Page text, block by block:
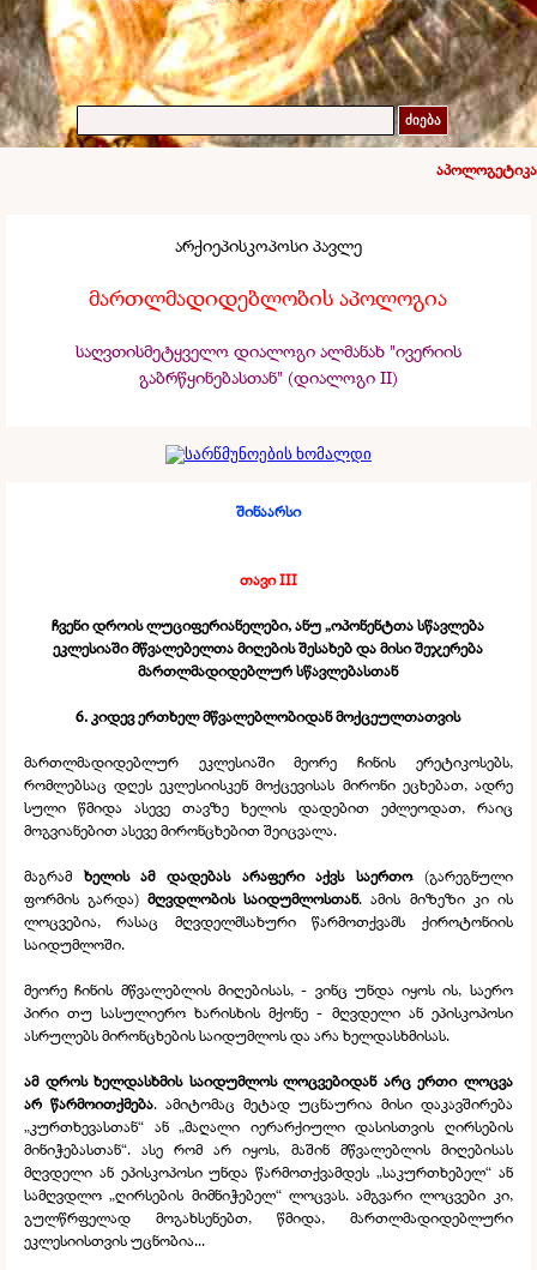
ძიება
აპოლოგეტიკა
არქიეპისკოპოსი პავლე
მართლმადიდებლობის აპოლოგია
საღვთისმეტყველო დიალოგი ალმანახ "ივერიის
გაბრწყინებასთან" (დიალოგი II)
შინაარსი
თავი III
ჩვენი დროის ლუციფერიანელები, ანუ „ოპონენტთა სწავლება
ეკლესიაში მწვალებელთა მიღების შესახებ და მისი შეჯერება
მართლმადიდებლურ სწავლებასთან
6. კიდევ ერთხელ მწვალებლობიდან მოქცეულთათვის
მართლმადიდებლურ ეკლესიაში მეორე ჩინის ერეტიკოსებს,
რომლებსაც დღეს ეკლესიისკენ მოქცევისას მირონი ეცხებათ, ადრე
სული წმიდა ასევე თავზე ხელის დადებით ეძლეოდათ, რაიც
მოგვიანებით ასევე მირონცხებით შეიცვალა.
მაგრამ ხელის ამ დადებას არაფერი აქვს საერთო (გარეგნული
ფორმის გარდა) მღვდლობის საიდუმლოსთან. ამის მიზეზი კი ის
ლოცვებია, რასაც მღვდელმსახური წარმოთქვამს ქიროტონიის
საიდუმლოში.
მეორე ჩინის მწვალებლის მიღებისას, - ვინც უნდა იყოს ის, საერო
პირი თუ სასულიერო ხარისხის მქონე - მღვდელი ან ეპისკოპოსი
ასრულებს მირონცხების საიდუმლოს და არა ხელდასხმისას.
ამ დროს ხელდასხმის საიდუმლოს ლოცვებიდან არც ერთი ლოცვა
არ წარმოითქმება. ამიტომაც მეტად უცნაურია მისი დაკავშირება
„კურთხევასთან“ ან „მაღალი იერარქიული დასისთვის ღირსების
მინიჭებასთან“. ასე რომ არ იყოს, მაშინ მწვალებლის მიღებისას
მღვდელი ან ეპისკოპოსი უნდა წარმოთქვამდეს „საკურთხებელ“ ან
სამღვდლო „ღირსების მიმნიჭებელ“ ლოცვას. ამგვარი ლოცვები კი,
გულწრფელად მოგახსენებთ, წმიდა, მართლმადიდებლური
ეკლესიისთვის უცნობია...